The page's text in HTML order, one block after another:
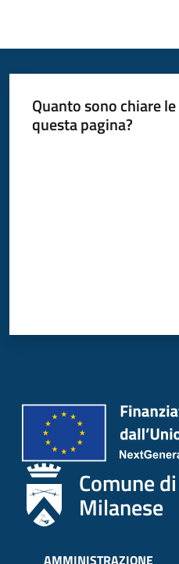
Quanto sono chiare
questa pagina?
Comune
Milanese
AMMINISTRAZIONE